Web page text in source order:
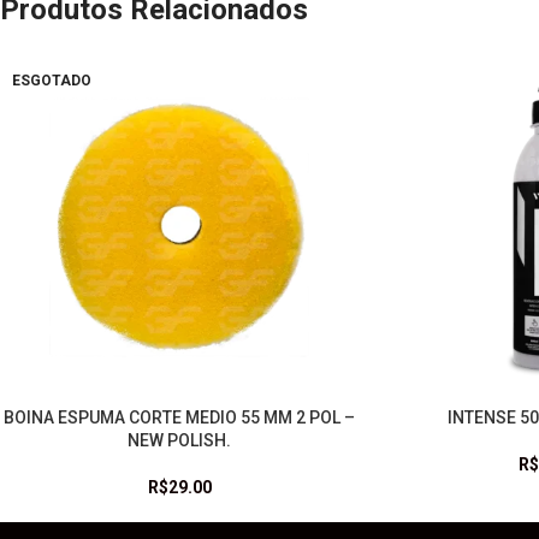
Produtos Relacionados
ESGOTADO
LEIA MAIS
BOINA ESPUMA CORTE MEDIO 55 MM 2 POL –
NEW POLISH.
R$29.00
ADICIONAR AOINTENSE
R$